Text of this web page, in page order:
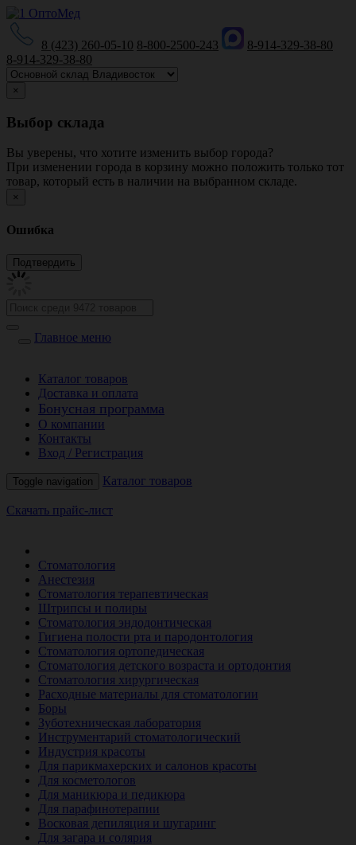
8 (423) 260-05-10 8-800-2500-243
8-914-329-38-80
8-914-329-38-80
×
Выбор склада
Вы уверены, что хотите изменить выбор города?
При изменении города в корзину можно положить только тот
товар, который есть в наличии на выбранном складе.
×
Ошибка
Главное меню
Каталог товаров
Доставка и оплата
Бонусная программа
О компании
Контакты
Вход / Регистрация
Toggle navigation Каталог товаров
Скачать прайс-лист
Стоматология
Анестезия
Стоматология терапевтическая
Штрипсы и полиры
Стоматология эндодонтическая
Гигиена полости рта и пародонтология
Стоматология ортопедическая
Стоматология детского возраста и ортодонтия
Стоматология хирургическая
Расходные материалы для стоматологии
Боры
Зуботехническая лаборатория
Инструментарий стоматологический
Индустрия красоты
Для парикмахерских и салонов красоты
Для косметологов
Для маникюра и педикюра
Для парафинотерапии
Восковая депиляция и шугаринг
Для загара и солярия